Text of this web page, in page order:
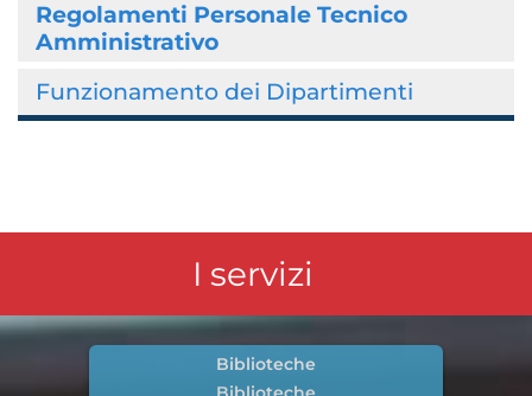
Regolamenti Personale Tecnico
Amministrativo
Funzionamento dei Dipartimenti
I servizi
Biblioteche